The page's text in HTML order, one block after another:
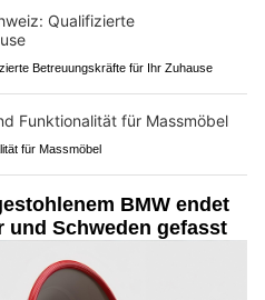
Betreuungskräfte für Ihr Zuhause
für Massmöbel
BMW endet
und Schweden gefasst